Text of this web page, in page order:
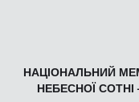
НАЦІОНАЛЬНИЙ
НЕБЕСНОЇ СОТНІ